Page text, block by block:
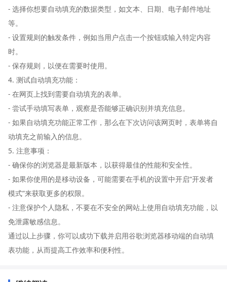
- 选择你想要自动填充的数据类型，如文本、日期、电子邮件地址
等。
- 设置规则的触发条件，例如当用户点击一个按钮或输入特定内容
时。
- 保存规则，以便在需要时使用。
4. 测试自动填充功能：
- 在网页上找到需要自动填充的表单。
- 尝试手动填写表单，观察是否能够正确识别并填充信息。
- 如果自动填充功能正常工作，那么在下次访问该网页时，表单将自
动填充之前输入的信息。
5. 注意事项：
- 确保你的浏览器是最新版本，以获得最佳的性能和安全性。
- 如果你使用的是移动设备，可能需要在手机的设置中开启“开发者
模式”来获取更多的权限。
- 注意保护个人隐私，不要在不安全的网站上使用自动填充功能，以
免泄露敏感信息。
通过以上步骤，你可以成功下载并启用谷歌浏览器移动端的自动填
表功能，从而提高工作效率和便利性。